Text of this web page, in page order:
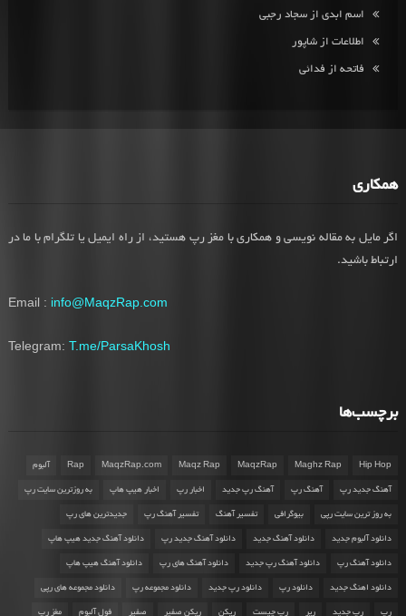
اسم ابدی از سجاد رجبی
اطلاعات از شاپور
فاتحه از فدائی
همکاری
اگر مایل به مقاله نویسی و همکاری با مغز رپ هستید، از راه ایمیل یا تلگرام با ما در
ارتباط باشید.
Email : info@MaqzRap.com
Telegram: T.me/ParsaKhosh
برچسب‌ها
Hip Hop
Maghz Rap
MaqzRap
Maqz Rap
MaqzRap.com
Rap آلبوم
آهنگ جدید رپ آهنگ رپ آهنگ رپ جدید اخبار رپ اخبار هیپ هاپ به روزترین سایت رپ
به روز ترین سایت رپی بیوگرافی تفسیر آهنگ تفسیر آهنگ رپ جدیدترین های رپ
دانلود آلبوم جدید دانلود آهنگ جدید دانلود آهنگ جدید رپ دانلود آهنگ جدید هیپ هاپ
دانلود آهنگ رپ دانلود آهنگ رپ جدید دانلود آهنگ های رپ دانلود آهنگ هیپ هاپ
دانلود اهنگ جدید دانلود رپ دانلود رپ جدید دانلود مجموعه رپ دانلود مجموعه های رپی
رپ رپ جدید رپر رپ چیست رپکن رپکن صفیر صفیر فول آلبوم مغز رپ